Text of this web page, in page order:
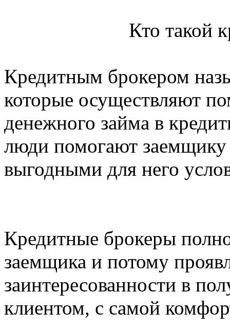
Кто такой
Кредитным брокером
которые осуществляют
денежного займа в
люди помогают заемщику
выгодными для него
Кредитные брокеры
заемщика и потому
заинтересованности в
клиентом, с самой